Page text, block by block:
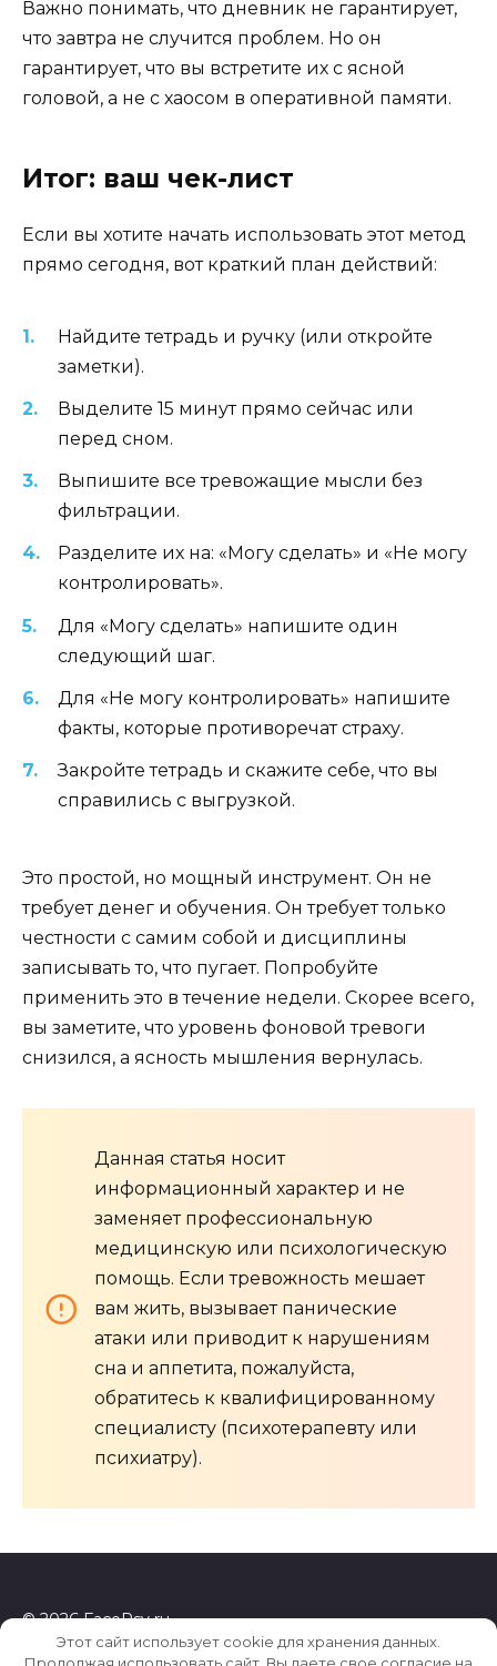
Важно понимать, что дневник не гарантирует,
что завтра не случится проблем. Но он
гарантирует, что вы встретите их с ясной
головой, а не с хаосом в оперативной памяти.
Итог: ваш чек-лист
Если вы хотите начать использовать этот метод
прямо сегодня, вот краткий план действий:
Найдите тетрадь и ручку (или откройте
заметки).
Выделите 15 минут прямо сейчас или
перед сном.
Выпишите все тревожащие мысли без
фильтрации.
Разделите их на: «Могу сделать» и «Не могу
контролировать».
Для «Могу сделать» напишите один
следующий шаг.
Для «Не могу контролировать» напишите
факты, которые противоречат страху.
Закройте тетрадь и скажите себе, что вы
справились с выгрузкой.
Это простой, но мощный инструмент. Он не
требует денег и обучения. Он требует только
честности с самим собой и дисциплины
записывать то, что пугает. Попробуйте
применить это в течение недели. Скорее всего,
вы заметите, что уровень фоновой тревоги
снизился, а ясность мышления вернулась.
Данная статья носит
информационный характер и не
заменяет профессиональную
медицинскую или психологическую
помощь. Если тревожность мешает
вам жить, вызывает панические
атаки или приводит к нарушениям
сна и аппетита, пожалуйста,
обратитесь к квалифицированному
специалисту (психотерапевту или
психиатру).
© 2026 FacePsy.ru
Этот сайт использует cookie для хранения данных.